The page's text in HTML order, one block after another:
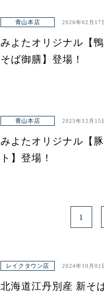
青山本店 2026年02月17
みよたオリジナル【
そば御膳】登場！
青山本店 2025年12月15
みよたオリジナル【
ト】登場！
1
レイクタウン店 2024年10月02
北海道江丹別産 新そ